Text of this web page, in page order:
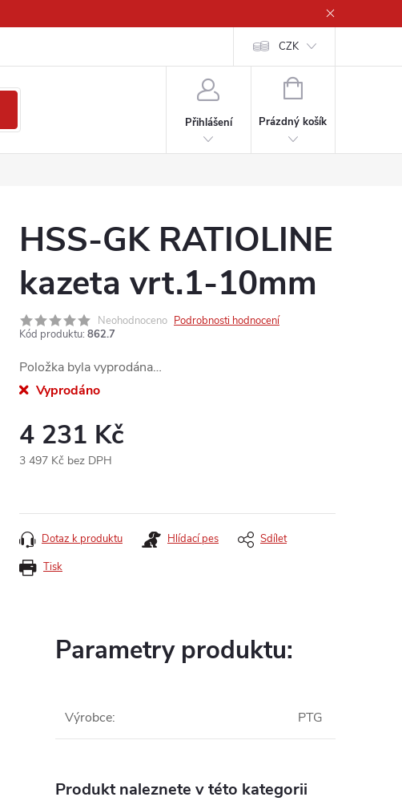
CZK
Přihlášení
NÁKUPNÍ
Prázdný košík
HSS-GK RATIOLINE
kazeta vrt.1-10mm
Neohodnoceno Podrobnosti hodnocení
Kód produktu: 862.7
Položka byla vyprodána…
Vyprodáno
4 231 Kč
3 497 Kč bez DPH
Tisk
Dotaz k produktu Hlídací pes Sdílet
Parametry produktu:
Výrobce: PTG
Produkt naleznete v této kategorii